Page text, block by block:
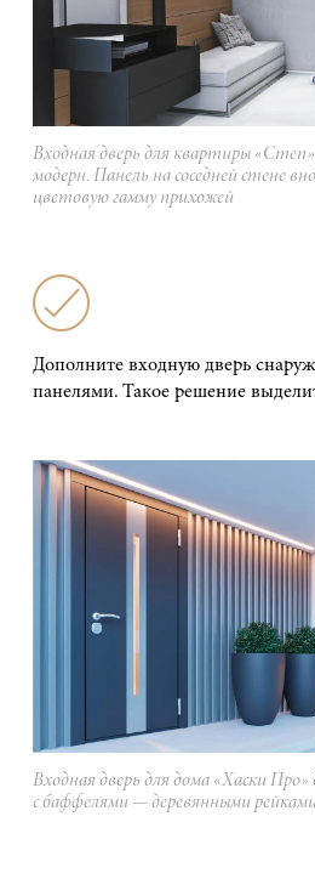
Входная дверь для квартиры
модерн. Панель на соседней стене
цветовую гамму прихожей
Дополните входную дверь
панелями. Такое решение
Входная дверь для дома «Хаски
с баффелями — деревянными